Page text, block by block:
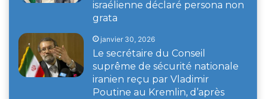
israélienne déclaré persona non
grata
janvier 30, 2026
Le secrétaire du Conseil
suprême de sécurité nationale
iranien reçu par Vladimir
Poutine au Kremlin, d’après